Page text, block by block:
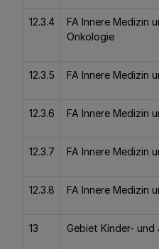
12.3.4
FA Innere Medizin
Onkologie
12.3.5 FA Innere Medizin
12.3.6 FA Innere Medizin
12.3.7 FA Innere Medizin
12.3.8 FA Innere Medizin
13 Gebiet Kinder- und